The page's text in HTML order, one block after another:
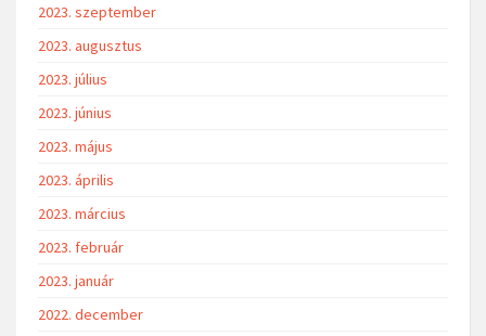
2023. szeptember
2023. augusztus
2023. július
2023. június
2023. május
2023. április
2023. március
2023. február
2023. január
2022. december